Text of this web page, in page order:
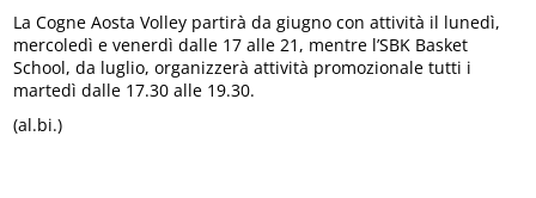
La Cogne Aosta Volley partirà da giugno con attività il lunedì,
mercoledì e venerdì dalle 17 alle 21, mentre l’SBK Basket
School, da luglio, organizzerà attività promozionale tutti i
martedì dalle 17.30 alle 19.30.
(al.bi.)